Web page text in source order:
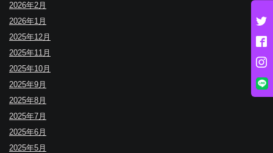
2026年2月
2026年1月
2025年12月
2025年11月
2025年10月
2025年9月
2025年8月
2025年7月
2025年6月
2025年5月